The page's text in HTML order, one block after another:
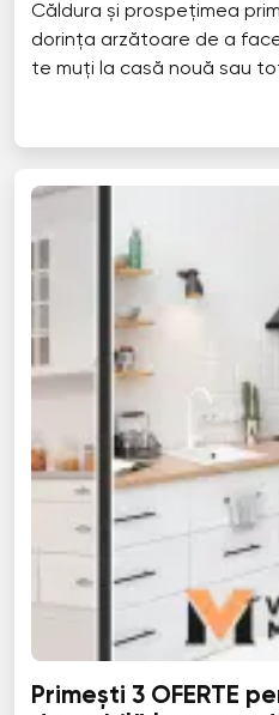
Căldura și prospețimea
dorința arzătoare de a
te muți la casă nouă sau
Primești 3 OFERTE